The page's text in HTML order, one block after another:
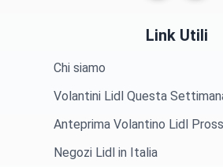
Link Utili
Chi siamo
Volantini Lidl Questa
Anteprima Volantino Lidl
Negozi Lidl in Italia